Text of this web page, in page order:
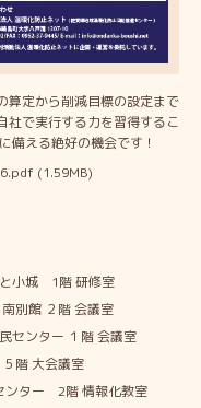
算定から削減目標の設定まで
社で実行する力を習得するこ
備える絶好の機会です！
(1.59MB)
小城 1階 研修室
別館 ２階 会議室
ンター １階 会議室
階 大会議室
ター 2階 情報化教室